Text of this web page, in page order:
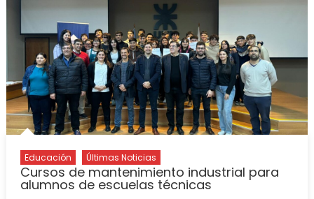
Educación Últimas Noticias
Cursos de mantenimiento industrial para
alumnos de escuelas técnicas